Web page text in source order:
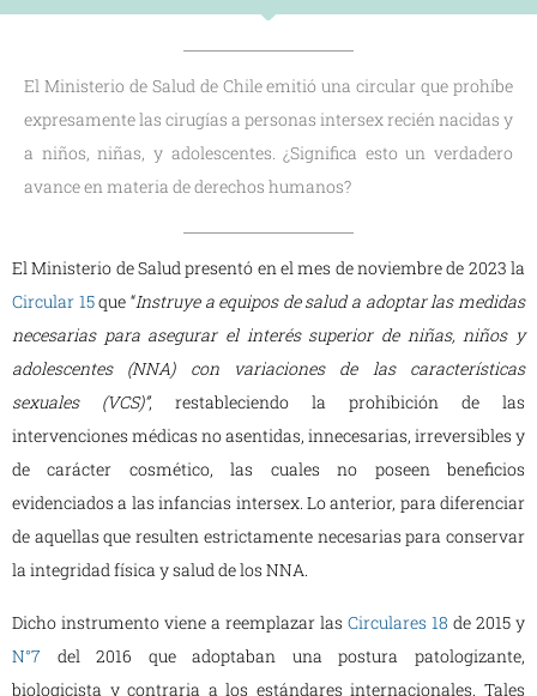
El Ministerio de Salud de Chile emitió una circular que prohíbe
expresamente las cirugías a personas intersex recién nacidas y
a niños, niñas, y adolescentes. ¿Significa esto un verdadero
avance en materia de derechos humanos?
El Ministerio de Salud presentó en el mes de noviembre de 2023 la
Circular 15que “Instruye a equipos de salud a adoptar las medidas
necesarias para asegurar el interés superior de niñas, niños y
adolescentes (NNA) con variaciones de las características
sexuales (VCS)”, restableciendo la prohibición de las
intervenciones médicas no asentidas, innecesarias, irreversibles y
de carácter cosmético, las cuales no poseen beneficios
evidenciados a las infancias intersex. Lo anterior, para diferenciar
de aquellas que resulten estrictamente necesarias para conservar
la integridad física y salud de los NNA.
Dicho instrumento viene a reemplazar las Circulares 18 de 2015 y
N°7
del 2016 que adoptaban una postura patologizante,
biologicista y contraria a los estándares internacionales. Tales